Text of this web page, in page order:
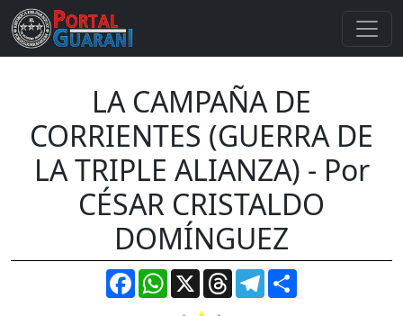
LA CAMPAÑA DE
CORRIENTES (GUERRA DE
LA TRIPLE ALIANZA) - Por
CÉSAR CRISTALDO
DOMÍNGUEZ
FacebookWhatsApp
X ThreadsTelegram